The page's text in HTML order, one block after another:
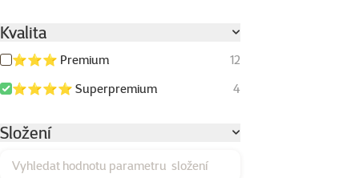
Kvalita
⭐⭐⭐ Premium
12
⭐⭐⭐⭐ Superpremium
4
Složení
Vyhledat hodnotu parametru složení